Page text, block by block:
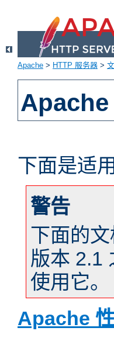
Apache > HTTP 服务器 >
Apache
下面是适
警告
下面的
版本 2.1
使用它。
Apache